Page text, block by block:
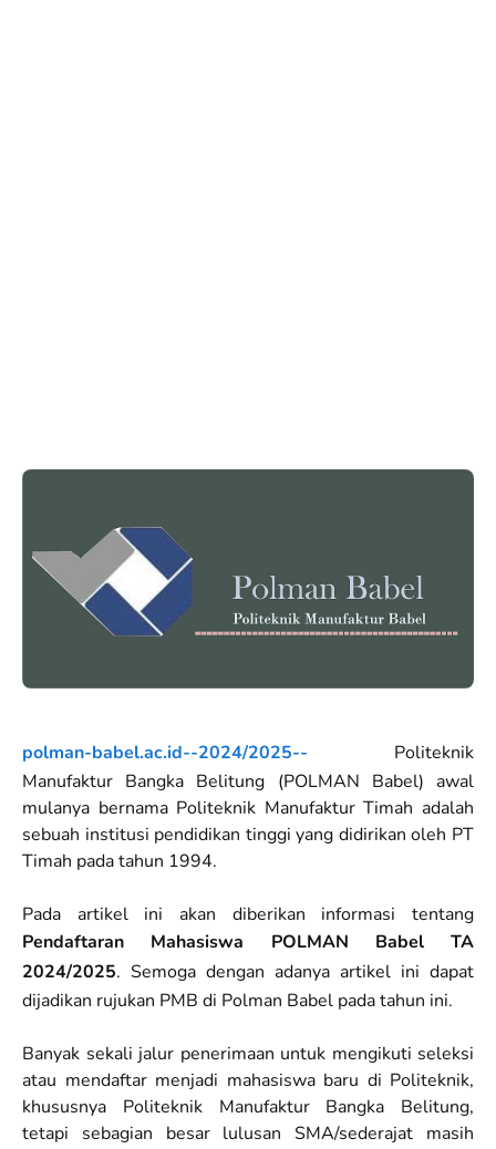
polman-babel.ac.id--2024/2025-- Politeknik
Manufaktur Bangka Belitung (POLMAN Babel) awal
mulanya bernama Politeknik Manufaktur Timah adalah
sebuah institusi pendidikan tinggi yang didirikan oleh PT
Timah pada tahun 1994.
Pada artikel ini akan diberikan informasi tentang
Pendaftaran Mahasiswa POLMAN Babel TA
2024/2025. Semoga dengan adanya artikel ini dapat
dijadikan rujukan PMB di Polman Babel pada tahun ini.
Banyak sekali jalur penerimaan untuk mengikuti seleksi
atau mendaftar menjadi mahasiswa baru di Politeknik,
khususnya Politeknik Manufaktur Bangka Belitung,
tetapi sebagian besar lulusan SMA/sederajat masih